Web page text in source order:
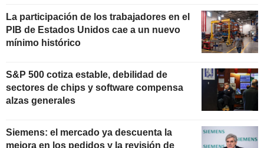
La participación de los trabajadores en el
PIB de Estados Unidos cae a un nuevo
mínimo histórico
S&P 500 cotiza estable, debilidad de
sectores de chips y software compensa
alzas generales
Siemens: el mercado ya descuenta la
mejora en los pedidos y la revisión de